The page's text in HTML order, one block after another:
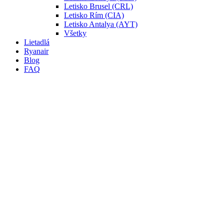
Letisko Brusel (CRL)
Letisko Rím (CIA)
Letisko Antalya (AYT)
Všetky
Lietadlá
Ryanair
Blog
FAQ